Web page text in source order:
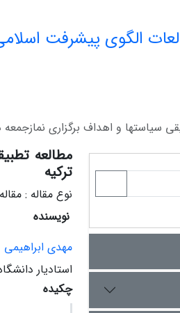
الگوی پیشرفت
سیاستها و اهداف برگزاری
مطالعه
ترکیه
نوع مقاله :
نویسنده
مهدی ابراهیمی
استادیار
چکیده